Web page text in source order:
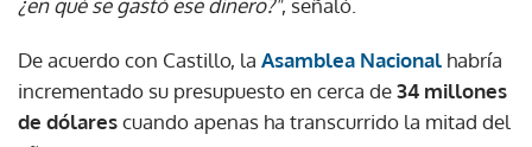
¿en qué se gastó ese dinero?", señaló.
De acuerdo con Castillo, la Asamblea Nacional habría
incrementado su presupuesto en cerca de34 millones
de dólarescuando apenas ha transcurrido la mitad del